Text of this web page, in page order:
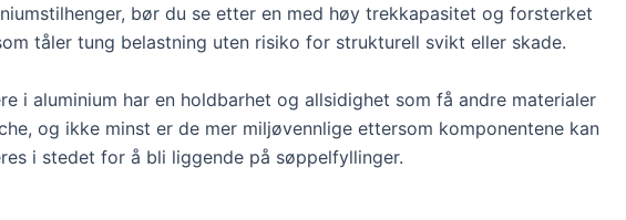
bør du se etter en med høy trekkapasitet og forsterket
tåler tung belastning uten risiko for strukturell svikt eller skade.
i aluminium har en holdbarhet og allsidighet som få andre materialer
og ikke minst er de mer miljøvennlige ettersom komponentene kan
i stedet for å bli liggende på søppelfyllinger.